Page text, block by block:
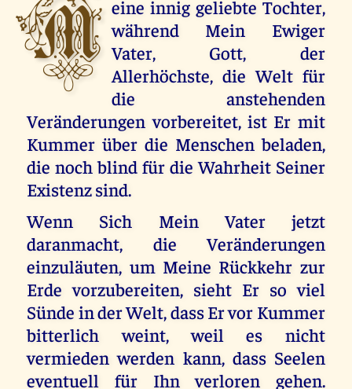
M eine innig geliebte Tochter,
während Mein Ewiger
Vater, Gott, der
Allerhöchste, die Welt für
die anstehenden
Veränderungen vorbereitet, ist Er mit
Kummer über die Menschen beladen,
die noch blind für die Wahrheit Seiner
Existenz sind.
Wenn Sich Mein Vater jetzt
daranmacht, die Veränderungen
einzuläuten, um Meine Rückkehr zur
Erde vorzubereiten, sieht Er so viel
Sünde in der Welt, dass Er vor Kummer
bitterlich weint, weil es nicht
vermieden werden kann, dass Seelen
eventuell für Ihn verloren gehen.